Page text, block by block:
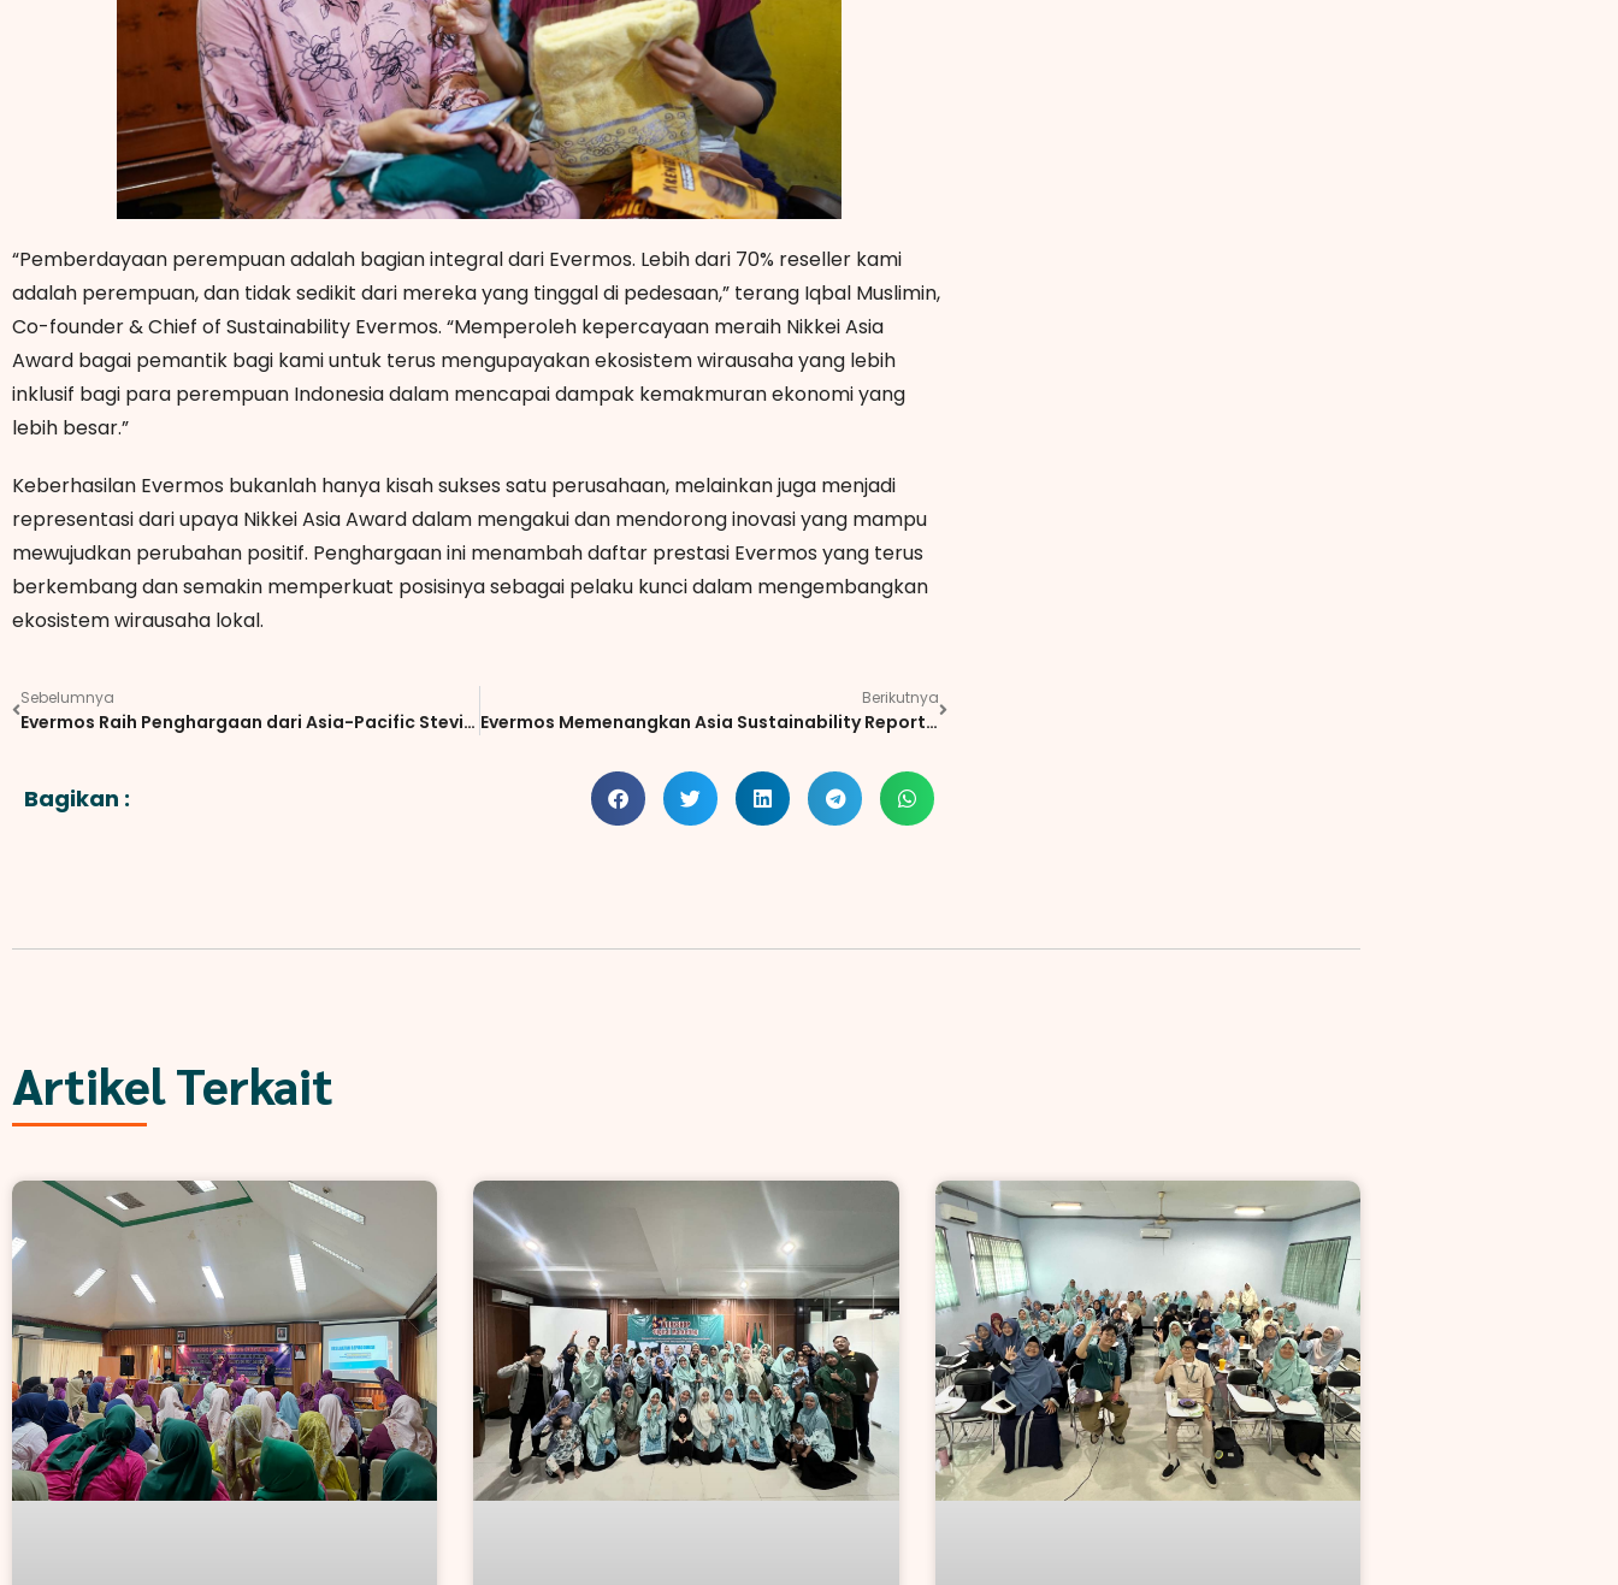
“Pemberdayaan perempuan adalah bagian integral dari Evermos. Lebih dari 70% reseller kami
adalah perempuan, dan tidak sedikit dari mereka yang tinggal di pedesaan,” terang Iqbal Muslimin,
Co-founder & Chief of Sustainability Evermos. “Memperoleh kepercayaan meraih Nikkei Asia
Award bagai pemantik bagi kami untuk terus mengupayakan ekosistem wirausaha yang lebih
inklusif bagi para perempuan Indonesia dalam mencapai dampak kemakmuran ekonomi yang
lebih besar.”
Keberhasilan Evermos bukanlah hanya kisah sukses satu perusahaan, melainkan juga menjadi
representasi dari upaya Nikkei Asia Award dalam mengakui dan mendorong inovasi yang mampu
mewujudkan perubahan positif. Penghargaan ini menambah daftar prestasi Evermos yang terus
berkembang dan semakin memperkuat posisinya sebagai pelaku kunci dalam mengembangkan
ekosistem wirausaha lokal.
Sebelumnya
Evermos Raih Penghargaan dari Asia-Pacific Stevie Awards dan 3G Awards Berkat Digitalisasi UMKM untuk Pemberdayaan Perempuan
Berikutnya
Evermos Memenangkan Asia Sustainability Reporting Awards 2023
Bagikan :
Artikel Terkait